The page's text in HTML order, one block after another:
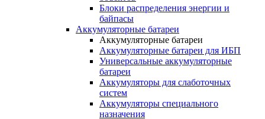
Блоки распределения энергии и
байпасы
Аккумуляторные батареи
Аккумуляторные батареи
Аккумуляторные батареи для ИБП
Универсальные аккумуляторные
батареи
Аккумуляторы для слаботочных
систем
Аккумуляторы специального
назначения